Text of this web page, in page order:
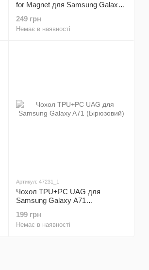
for Magnet для Samsung Galaxy
Протиударний, броньований
249 грн
Немає в наявності
Артикул: 47231_1
Чохол TPU+PC UAG для
Samsung Galaxy A71
199 грн
Немає в наявності